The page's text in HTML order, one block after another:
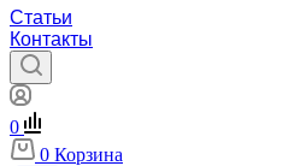
Статьи
Контакты
0
0 Корзина